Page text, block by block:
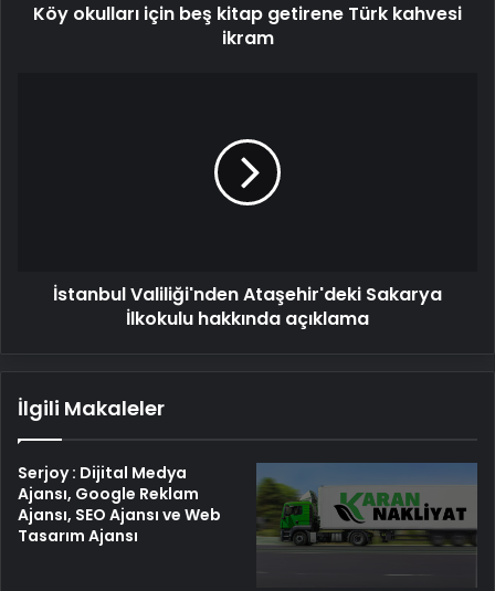
Köy okulları için beş kitap getirene Türk kahvesi
ikram
İstanbul Valiliği'nden Ataşehir'deki Sakarya
İlkokulu hakkında açıklama
İlgili Makaleler
Serjoy : Dijital Medya
Ajansı, Google Reklam
Ajansı, SEO Ajansı ve Web
Tasarım Ajansı